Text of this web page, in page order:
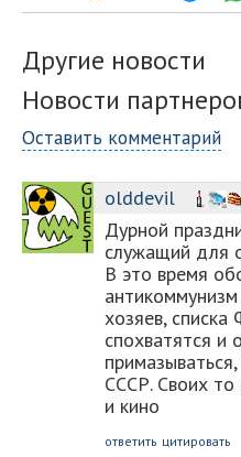
Другие новости
Новости
Оставить комментарий
olddevil
Дурной
служащий для
В это время
хозяев,
спохватятся и
СССР. Своих
и кино
ответить цитировать